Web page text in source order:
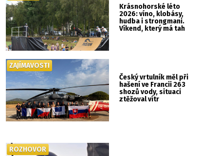
Krásnohorské léto
2026: víno, klobásy,
hudba i strongmani.
Víkend, který má tah
Český vrtulník měl při
hašení ve Francii 263
shozů vody, situaci
ztěžoval vítr
ZAJÍMAVOSTI
ROZHOVOR